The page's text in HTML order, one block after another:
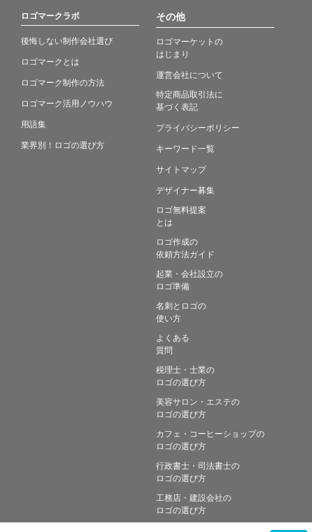
ロゴマークラボ
後悔しない制作会社選び
ロゴマークとは
ロゴマーク制作の方法
ロゴマーク活用ノウハウ
用語集
業界別！ロゴの選び方
その他
ロゴマーケットの
はじまり
運営会社について
特定商品取引法に
基づく表記
プライバシーポリシー
キーワード一覧
サイトマップ
デザイナー募集
ロゴ無料提案
とは
ロゴ作成の
依頼方法ガイド
起業・会社設立の
ロゴ準備
名刺とロゴの
使い方
よくある
質問
税理士・士業の
ロゴの選び方
美容サロン・エステの
ロゴの選び方
カフェ・コーヒーショップの
ロゴの選び方
行政書士・司法書士の
ロゴの選び方
工務店・建設会社の
ロゴの選び方